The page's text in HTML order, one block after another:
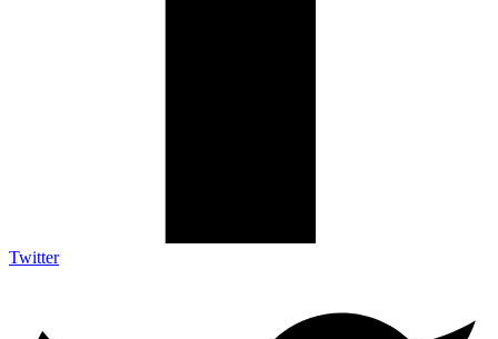
Twitter